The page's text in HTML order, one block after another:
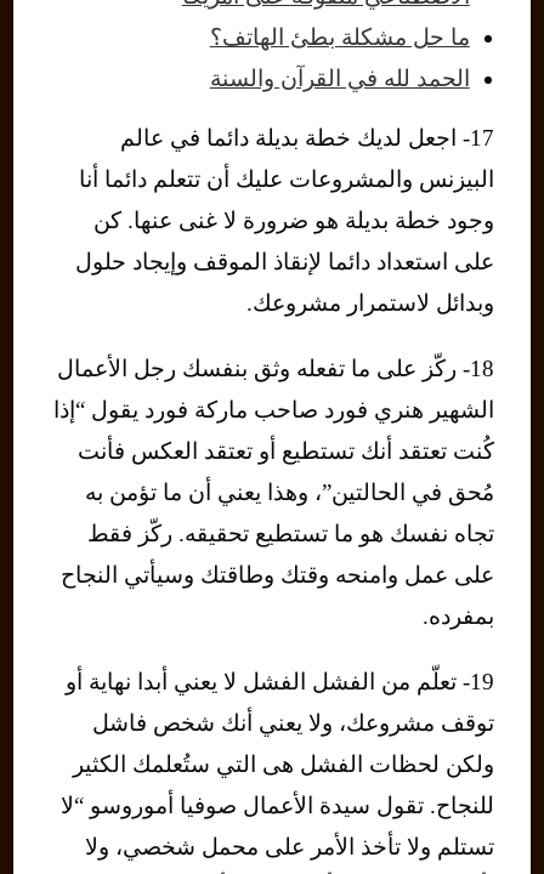
ما حل مشكلة بطئ الهاتف؟
الحمد لله في القرآن والسنة
17- اجعل لديك خطة بديلة دائما في عالم
البيزنس والمشروعات عليك أن تتعلم دائما أنا
وجود خطة بديلة هو ضرورة لا غنى عنها. كن
على استعداد دائما لإنقاذ الموقف وإيجاد حلول
وبدائل لاستمرار مشروعك.
18- ركّز على ما تفعله وثق بنفسك رجل الأعمال
الشهير هنري فورد صاحب ماركة فورد يقول “إذا
كُنت تعتقد أنك تستطيع أو تعتقد العكس فأنت
مُحق في الحالتين”، وهذا يعني أن ما تؤمن به
تجاه نفسك هو ما تستطيع تحقيقه. ركّز فقط
على عمل وامنحه وقتك وطاقتك وسيأتي النجاح
بمفرده.
19- تعلّم من الفشل الفشل لا يعني أبدا نهاية أو
توقف مشروعك، ولا يعني أنك شخص فاشل
ولكن لحظات الفشل هى التي ستُعلمك الكثير
للنجاح. تقول سيدة الأعمال صوفيا أموروسو “لا
تستلم ولا تأخذ الأمر على محمل شخصي، ولا